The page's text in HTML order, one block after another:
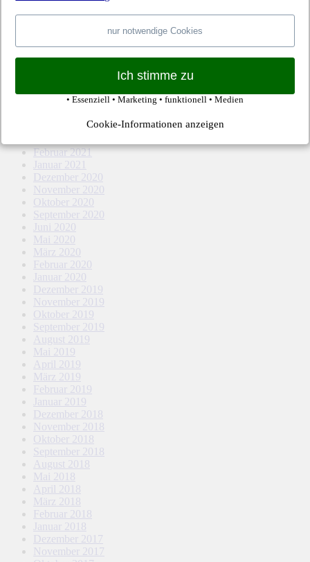
März 2022
August 2021
Februar 2021
Januar 2021
Dezember 2020
November 2020
Oktober 2020
September 2020
Juni 2020
Mai 2020
März 2020
Februar 2020
Januar 2020
Dezember 2019
November 2019
Oktober 2019
September 2019
August 2019
Mai 2019
April 2019
März 2019
Februar 2019
Januar 2019
Dezember 2018
November 2018
Oktober 2018
September 2018
August 2018
Mai 2018
April 2018
März 2018
Februar 2018
Januar 2018
Dezember 2017
November 2017
nur notwendige Cookies
Ich stimme zu
• Essenziell • Marketing • funktionell • Medien
Cookie-Informationen anzeigen